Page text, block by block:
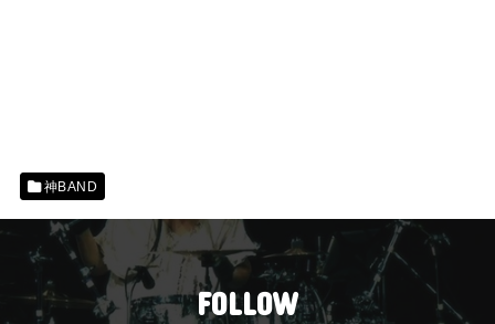
神BAND
FOLLOW